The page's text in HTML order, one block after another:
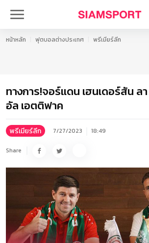
หน้าหลัก ฟุตบอลต่างประเทศ พรีเมียร์ลีก
ทางการ!จอร์แดน เฮนเดอร์สัน ล
อัล เอตติฟาค
พรีเมียร์ลีก 7/27/2023 18:49
Share